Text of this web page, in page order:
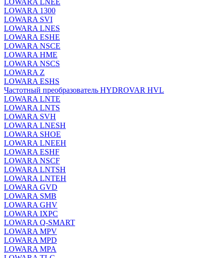
LOWARA LNEE
LOWARA 1300
LOWARA SVI
LOWARA LNES
LOWARA ESHE
LOWARA NSCE
LOWARA HME
LOWARA NSCS
LOWARA Z
LOWARA ESHS
Частотный преобразователь HYDROVAR HVL
LOWARA LNTE
LOWARA LNTS
LOWARA SVH
LOWARA LNESH
LOWARA SHOE
LOWARA LNEEH
LOWARA ESHF
LOWARA NSCF
LOWARA LNTSH
LOWARA LNTEH
LOWARA GVD
LOWARA SMB
LOWARA GHV
LOWARA IXPС
LOWARA Q-SMART
LOWARA MPV
LOWARA MPD
LOWARA MPA